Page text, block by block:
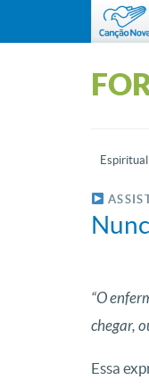
“O
chegar,
Essa